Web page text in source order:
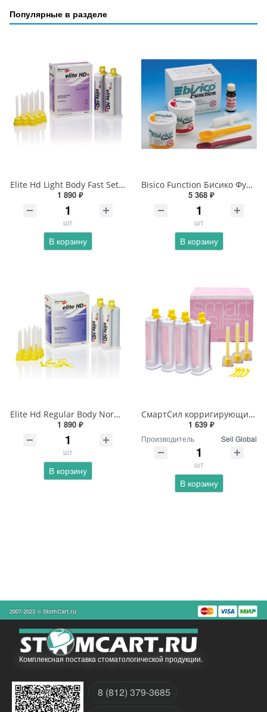
Популярные в разделе
Elite Hd Light Body Fast Setting Элит Лайт боди фаст
1 890 ₽
шт
В корзину
Bisico Function Бисико Функцион
5 368 ₽
шт
В корзину
Elite Hd Regular Body Normal Setting - Элит регуляр боди нормал
1 890 ₽
шт
В корзину
СмартСил корригирующий 2 картриджа.х50мл
1 639 ₽
Производитель Seil Global
шт
В корзину
2007-2023 © StomCart.ru
Комплексная поставка стоматологической продукции.
8 (812) 379-3685